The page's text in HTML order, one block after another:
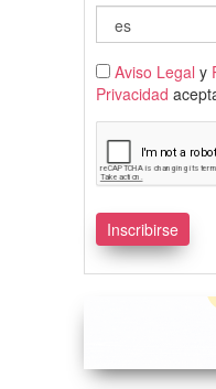
Aviso Legal y
Privacidad